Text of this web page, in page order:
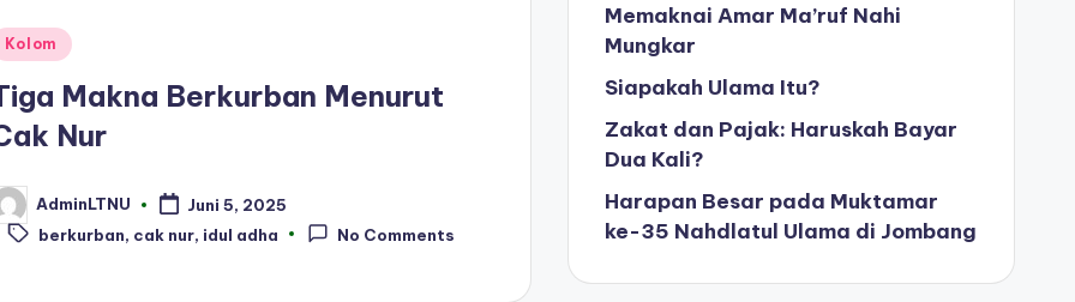
Kolom
Makna Berkurban Menurut
Nur
AdminLTNU Juni 5, 2025
Tags:
berkurban, cak nur, idul adha No Comments
Memaknai Amar Ma’ruf Nahi
Mungkar
Siapakah Ulama Itu?
Zakat dan Pajak: Haruskah Bayar
Dua Kali?
Harapan Besar pada Muktamar
ke-35 Nahdlatul Ulama di Jombang